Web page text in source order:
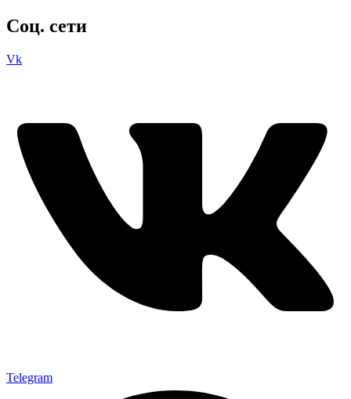
Соц. сети
Vk
Telegram